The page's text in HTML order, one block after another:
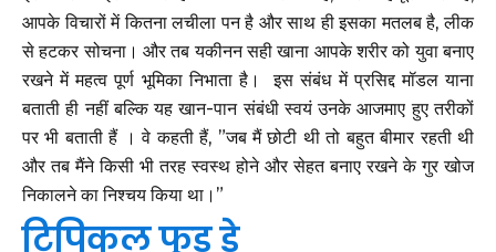
आपके विचारों में कितना लचीला पन है और साथ ही इसका मतलब है, लीक
से हटकर सोचना। और तब यकीनन सही खाना आपके शरीर को युवा बनाए
रखने में महत्व पूर्ण भूमिका निभाता है। इस संबंध में प्रसिद्द मॉडल याना
बताती ही नहीं बल्कि यह खान-पान संबंधी स्वयं उनके आजमाए हुए तरीकों
पर भी बताती हैं । वे कहती हैं, ”जब मैं छोटी थी तो बहुत बीमार रहती थी
और तब मैंने किसी भी तरह स्वस्थ होने और सेहत बनाए रखने के गुर खोज
निकालने का निश्चय किया था।”
टिपिकल फूड डे